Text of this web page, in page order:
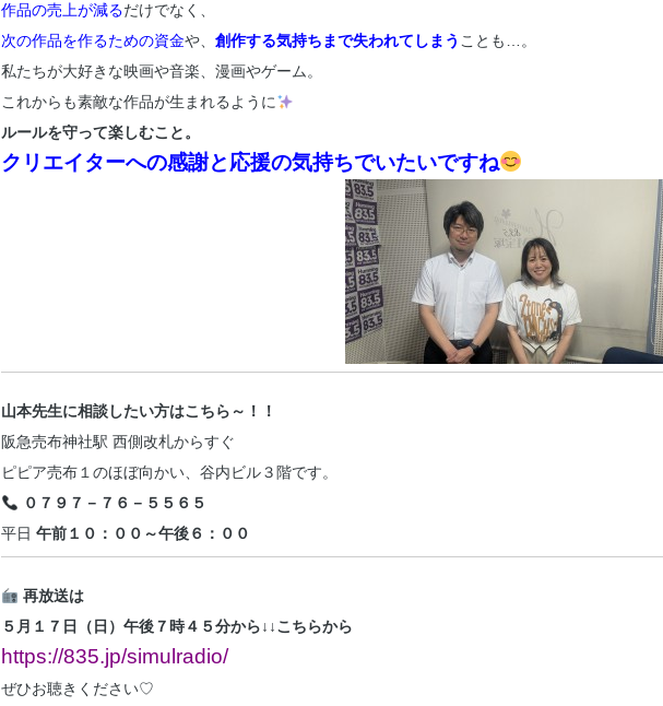
作品の売上が減るだけでなく、
次の作品を作るための資金や、 創作する気持ちまで失われてしまう ことも…。
私たちが大好きな映画や音楽、漫画やゲーム。
これからも素敵な作品が生まれるように
ルールを守って楽しむこと。
クリエイターへの感謝と応援の気持ちでいたいですね
山本先生に相談したい方はこちら～！！
阪急売布神社駅 西側改札からすぐ
ピピア売布１のほぼ向かい、谷内ビル３階です。
０７９７－７６－５５６５
平日 午前１０：００～午後６：００
再放送は
５月１７日（日）午後７時４５分から↓↓こちらから
https://835.jp/simulradio/
ぜひお聴きください♡